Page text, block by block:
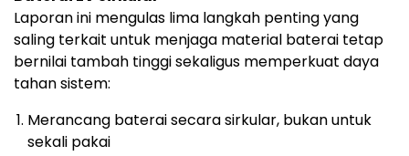
Laporan ini mengulas lima langkah penting yang
saling terkait untuk menjaga material baterai tetap
bernilai tambah tinggi sekaligus memperkuat daya
tahan sistem:
Merancang baterai secara sirkular, bukan untuk
sekali pakai